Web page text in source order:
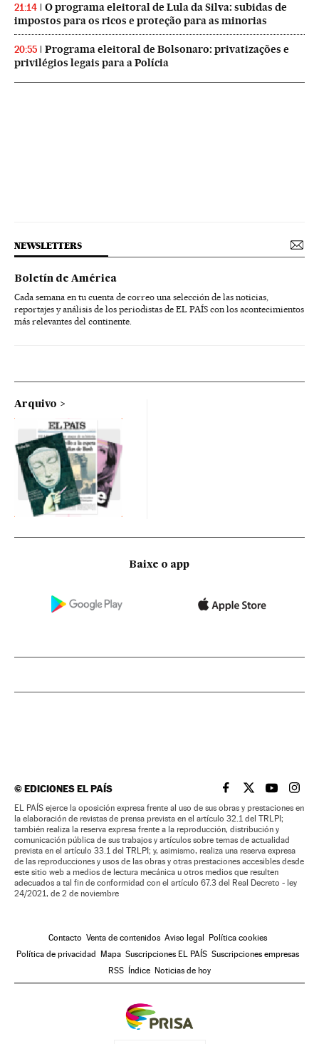
21:14
O programa eleitoral de Lula da Silva: subidas de
impostos para os ricos e proteção para as minorias
20:55
Programa eleitoral de Bolsonaro: privatizações e
privilégios legais para a Polícia
NEWSLETTERS
Boletín de América
Cada semana en tu cuenta de correo una selección de las noticias,
reportajes y análisis de los periodistas de EL PAÍS con los acontecimientos
más relevantes del continente.
Arquivo
Baixe o app
©EDICIONES EL PAÍS EL PAÍS BRASIL EN
EL PAÍSEL PAÍS
EL
EL PAÍS ejerce la oposición expresa frente al uso de sus obras y prestaciones en
la elaboración de revistas de prensa prevista en el artículo 32.1 del TRLPI;
también realiza la reserva expresa frente a la reproducción, distribución y
comunicación pública de sus trabajos y artículos sobre temas de actualidad
prevista en el artículo 33.1 del TRLPI; y, asimismo, realiza una reserva expresa
de las reproducciones y usos de las obras y otras prestaciones accesibles desde
este sitio web a medios de lectura mecánica u otros medios que resulten
adecuados a tal fin de conformidad con el artículo 67.3 del Real Decreto - ley
24/2021, de 2 de noviembre
Contacto Venta de contenidos Aviso legal Política cookies
Política de privacidad Mapa Suscripciones EL PAÍS Suscripciones empresas
RSS Índice Noticias de hoy